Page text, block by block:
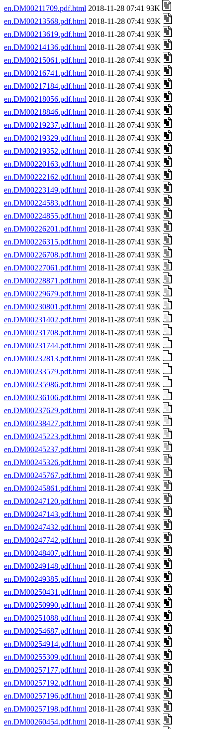
en.DM00211709.pdf.html 2018-11-28 07:41 93K
en.DM00213568.pdf.html 2018-11-28 07:41 93K
en.DM00213619.pdf.html 2018-11-28 07:41 93K
en.DM00214136.pdf.html 2018-11-28 07:41 93K
en.DM00215061.pdf.html 2018-11-28 07:41 93K
en.DM00216741.pdf.html 2018-11-28 07:41 93K
en.DM00217184.pdf.html 2018-11-28 07:41 93K
en.DM00218056.pdf.html 2018-11-28 07:41 93K
en.DM00218846.pdf.html 2018-11-28 07:41 93K
en.DM00219237.pdf.html 2018-11-28 07:41 93K
en.DM00219329.pdf.html 2018-11-28 07:41 93K
en.DM00219352.pdf.html 2018-11-28 07:41 93K
en.DM00220163.pdf.html 2018-11-28 07:41 93K
en.DM00222162.pdf.html 2018-11-28 07:41 93K
en.DM00223149.pdf.html 2018-11-28 07:41 93K
en.DM00224583.pdf.html 2018-11-28 07:41 93K
en.DM00224855.pdf.html 2018-11-28 07:41 93K
en.DM00226201.pdf.html 2018-11-28 07:41 93K
en.DM00226315.pdf.html 2018-11-28 07:41 93K
en.DM00226708.pdf.html 2018-11-28 07:41 93K
en.DM00227061.pdf.html 2018-11-28 07:41 93K
en.DM00228871.pdf.html 2018-11-28 07:41 93K
en.DM00229679.pdf.html 2018-11-28 07:41 93K
en.DM00230801.pdf.html 2018-11-28 07:41 93K
en.DM00231402.pdf.html 2018-11-28 07:41 93K
en.DM00231708.pdf.html 2018-11-28 07:41 93K
en.DM00231744.pdf.html 2018-11-28 07:41 93K
en.DM00232813.pdf.html 2018-11-28 07:41 93K
en.DM00233579.pdf.html 2018-11-28 07:41 93K
en.DM00235986.pdf.html 2018-11-28 07:41 93K
en.DM00236106.pdf.html 2018-11-28 07:41 93K
en.DM00237629.pdf.html 2018-11-28 07:41 93K
en.DM00238427.pdf.html 2018-11-28 07:41 93K
en.DM00245223.pdf.html 2018-11-28 07:41 93K
en.DM00245237.pdf.html 2018-11-28 07:41 93K
en.DM00245326.pdf.html 2018-11-28 07:41 93K
en.DM00245767.pdf.html 2018-11-28 07:41 93K
en.DM00245861.pdf.html 2018-11-28 07:41 93K
en.DM00247120.pdf.html 2018-11-28 07:41 93K
en.DM00247143.pdf.html 2018-11-28 07:41 93K
en.DM00247432.pdf.html 2018-11-28 07:41 93K
en.DM00247742.pdf.html 2018-11-28 07:41 93K
en.DM00248407.pdf.html 2018-11-28 07:41 93K
en.DM00249148.pdf.html 2018-11-28 07:41 93K
en.DM00249385.pdf.html 2018-11-28 07:41 93K
en.DM00250431.pdf.html 2018-11-28 07:41 93K
en.DM00250990.pdf.html 2018-11-28 07:41 93K
en.DM00251088.pdf.html 2018-11-28 07:41 93K
en.DM00254687.pdf.html 2018-11-28 07:41 93K
en.DM00254914.pdf.html 2018-11-28 07:41 93K
en.DM00255309.pdf.html 2018-11-28 07:41 93K
en.DM00257177.pdf.html 2018-11-28 07:41 93K
en.DM00257192.pdf.html 2018-11-28 07:41 93K
en.DM00257196.pdf.html 2018-11-28 07:41 93K
en.DM00257198.pdf.html 2018-11-28 07:41 93K
en.DM00260454.pdf.html 2018-11-28 07:41 93K